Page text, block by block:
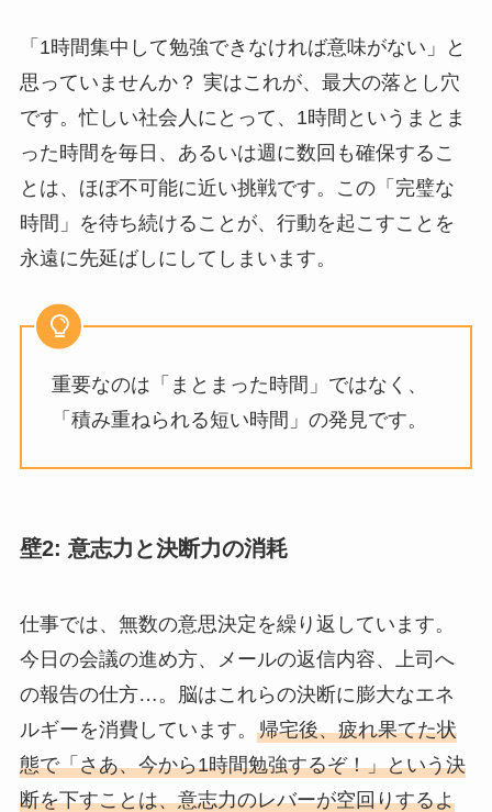
「1時間集中して勉強できなければ意味がない」と
思っていませんか？ 実はこれが、最大の落とし穴
です。忙しい社会人にとって、1時間というまとま
った時間を毎日、あるいは週に数回も確保するこ
とは、ほぼ不可能に近い挑戦です。この「完璧な
時間」を待ち続けることが、行動を起こすことを
永遠に先延ばしにしてしまいます。
重要なのは「まとまった時間」ではなく、
「積み重ねられる短い時間」の発見です。
壁2: 意志力と決断力の消耗
仕事では、無数の意思決定を繰り返しています。
今日の会議の進め方、メールの返信内容、上司へ
の報告の仕方…。脳はこれらの決断に膨大なエネ
ルギーを消費しています。 帰宅後、疲れ果てた状
態で「さあ、今から1時間勉強するぞ！」という決
断を下すことは、意志力のレバーが空回りするよ